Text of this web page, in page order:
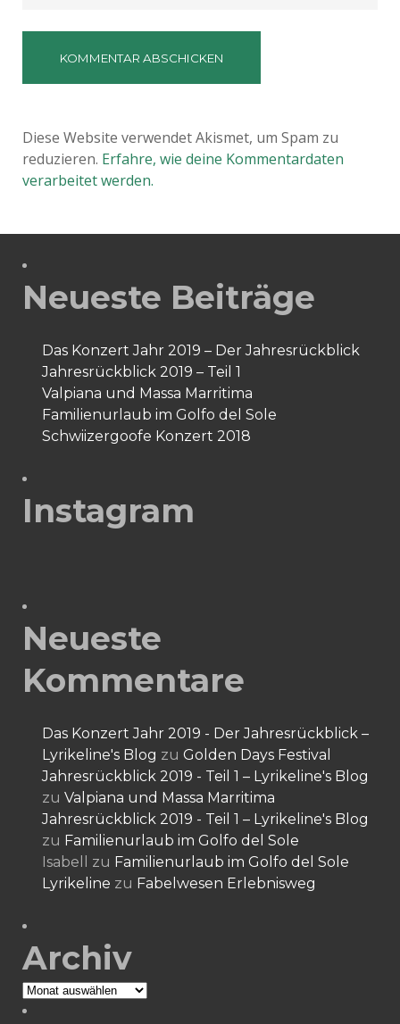
Diese Website verwendet Akismet, um Spam zu
reduzieren. Erfahre, wie deine Kommentardaten
verarbeitet werden.
Neueste Beiträge
Das Konzert Jahr 2019 – Der Jahresrückblick
Jahresrückblick 2019 – Teil 1
Valpiana und Massa Marritima
Familienurlaub im Golfo del Sole
Schwiizergoofe Konzert 2018
Instagram
Neueste
Kommentare
Das Konzert Jahr 2019 - Der Jahresrückblick –
Lyrikeline's Blog zu Golden Days Festival
Jahresrückblick 2019 - Teil 1 – Lyrikeline's Blog
zu Valpiana und Massa Marritima
Jahresrückblick 2019 - Teil 1 – Lyrikeline's Blog
zu Familienurlaub im Golfo del Sole
Isabell
zu Familienurlaub im Golfo del Sole
Lyrikeline zu Fabelwesen Erlebnisweg
Archiv
Archiv